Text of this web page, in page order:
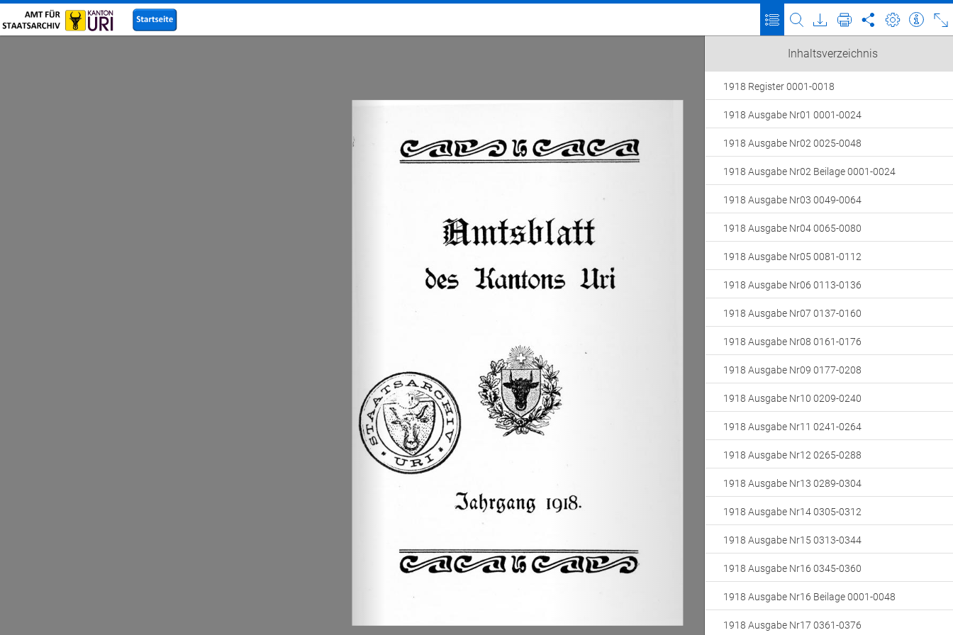
Inhaltsverzeichnis
1918 Register 0001-0018
1918 Ausgabe Nr01 0001-0024
1918 Ausgabe Nr02 0025-0048
1918 Ausgabe Nr02 Beilage 0001-0024
1918 Ausgabe Nr03 0049-0064
1918 Ausgabe Nr04 0065-0080
1918 Ausgabe Nr05 0081-0112
1918 Ausgabe Nr06 0113-0136
1918 Ausgabe Nr07 0137-0160
1918 Ausgabe Nr08 0161-0176
1918 Ausgabe Nr09 0177-0208
1918 Ausgabe Nr10 0209-0240
1918 Ausgabe Nr11 0241-0264
1918 Ausgabe Nr12 0265-0288
1918 Ausgabe Nr13 0289-0304
1918 Ausgabe Nr14 0305-0312
1918 Ausgabe Nr15 0313-0344
1918 Ausgabe Nr16 0345-0360
1918 Ausgabe Nr16 Beilage 0001-0048
1918 Ausgabe Nr17 0361-0376